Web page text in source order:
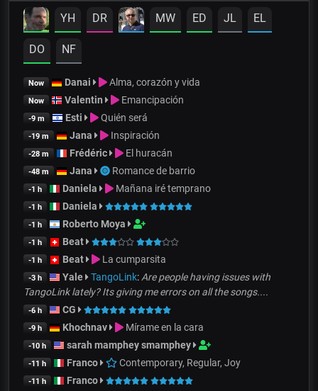
YH DR MW ED JL EL
DO NF
Now Danai Alma, corazón y vida
Now Valentin Emancipación
-9 m Esti Quién será
-19 m Jana Inspiración
-28 m Frédéric El huracán
-48 m Jana Romance de barrio
-1 h Daniela Mañana iré temprano
-1 h Daniela
-1 h Roberto Moya
-1 h Beat
-1 h Beat La cumparsita
-3 h Yale TangoLink: Are people having issues with
TangoLink lately? Its giving me errors on all the songs....
-6 h CG
-9 h Khochnav Mírame en la cara
-10 h sarah mamphey smamphey
-11 h Franco Contemporary, Regular, Joy
-11 h Franco